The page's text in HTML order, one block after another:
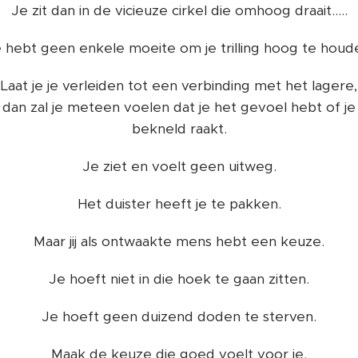
Je zit dan in de vicieuze cirkel die omhoog draait.....
hebt geen enkele moeite om je trilling hoog te
Laat je je verleiden tot een verbinding met het lagere,
dan zal je meteen voelen dat je het gevoel hebt of je
bekneld raakt.
Je ziet en voelt geen uitweg.
Het duister heeft je te pakken.
Maar jij als ontwaakte mens hebt een keuze.
Je hoeft niet in die hoek te gaan zitten.
Je hoeft geen duizend doden te sterven.
Maak de keuze die goed voelt voor je.